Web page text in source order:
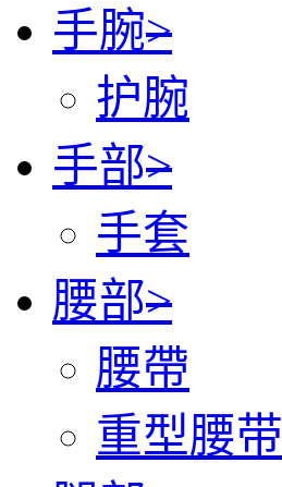
手腕>
护腕
手部>
手套
腰部>
腰帶
重型腰带